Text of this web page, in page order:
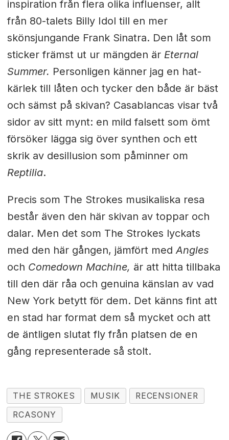
inspiration från flera olika influenser, allt
från 80-talets Billy Idol till en mer
skönsjungande Frank Sinatra. Den låt som
sticker främst ut ur mängden är Eternal
Summer. Personligen känner jag en hat-
kärlek till låten och tycker den både är bäst
och sämst på skivan? Casablancas visar två
sidor av sitt mynt: en mild falsett som ömt
försöker lägga sig över synthen och ett
skrik av desillusion som påminner om
Reptilia.
Precis som The Strokes musikaliska resa
består även den här skivan av toppar och
dalar. Men det som The Strokes lyckats
med den här gången, jämfört medAngles
och Comedown Machine, är att hitta tillbaka
till den där råa och genuina känslan av vad
New York betytt för dem. Det känns fint att
en stad har format dem så mycket och att
de äntligen slutat fly från platsen de en
gång representerade så stolt.
THE STROKES MUSIK
RECENSIONER
RCASONY